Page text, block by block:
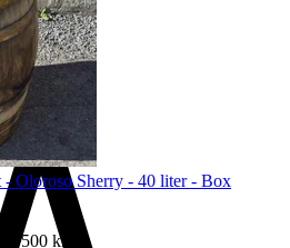
Oloroso Sherry - 40 liter - Box
1 500 kr